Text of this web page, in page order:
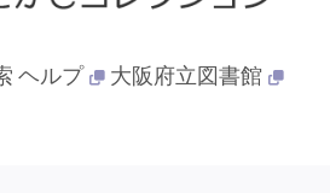
ヘルプ 大阪府立図書館